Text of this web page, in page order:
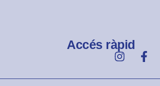
Accés ràpid